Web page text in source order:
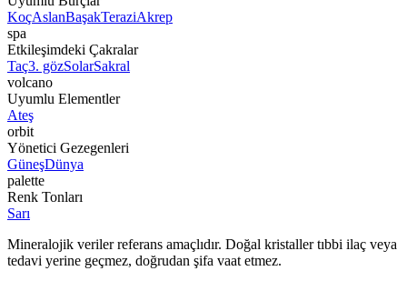
KoçAslanBaşakTeraziAkrep
spa
Etkileşimdeki Çakralar
Taç3. gözSolarSakral
volcano
Uyumlu Elementler
Ateş
orbit
Yönetici Gezegenleri
GüneşDünya
palette
Renk Tonları
Sarı
Mineralojik veriler referans amaçlıdır. Doğal kristaller tıbbi ilaç veya
tedavi yerine geçmez, doğrudan şifa vaat etmez.